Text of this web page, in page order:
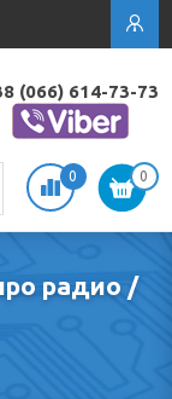
(066) 614-73-73
0 0
радио /